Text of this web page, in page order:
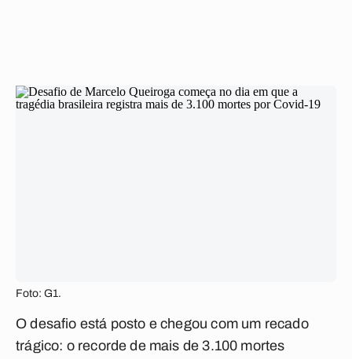
Foto: G1.
O desafio está posto e chegou com um recado
trágico: o recorde de mais de 3.100 mortes